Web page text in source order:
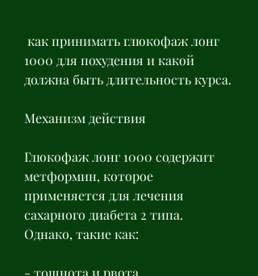
1000 для похудения и какой
должна быть длительность курса.
Механизм действия
Глюкофаж лонг 1000 содержит
метформин, которое
применяется для лечения
сахарного диабета 2 типа.
Однако, такие как:
- тошнота и рвота